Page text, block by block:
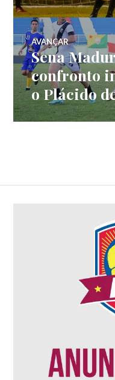
AVANÇAR
Sena
confronto
o Plácido